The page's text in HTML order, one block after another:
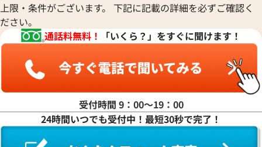
イマー IW358002
格
日時点の参考買取価格です
IWC アクアタイマー
参考買取価格
450,000円
※2024年1月9日時点の参考買
上限・条件がございます。 下記に記載の詳細を必ずご確認く
ださい。
通話料無料！
「いくら？」をすぐに聞けます！
受付時間 9：00〜19：00
24時間いつでも受付中！最短30秒で完了！